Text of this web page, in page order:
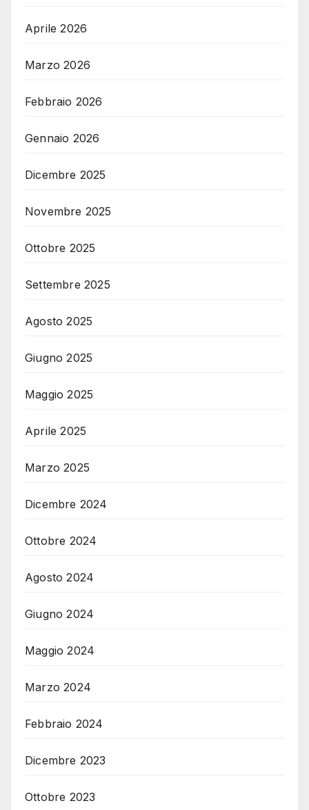
Aprile 2026
Marzo 2026
Febbraio 2026
Gennaio 2026
Dicembre 2025
Novembre 2025
Ottobre 2025
Settembre 2025
Agosto 2025
Giugno 2025
Maggio 2025
Aprile 2025
Marzo 2025
Dicembre 2024
Ottobre 2024
Agosto 2024
Giugno 2024
Maggio 2024
Marzo 2024
Febbraio 2024
Dicembre 2023
Ottobre 2023